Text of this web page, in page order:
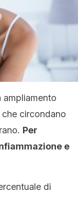
ampliamento
circondano
Per
e
di